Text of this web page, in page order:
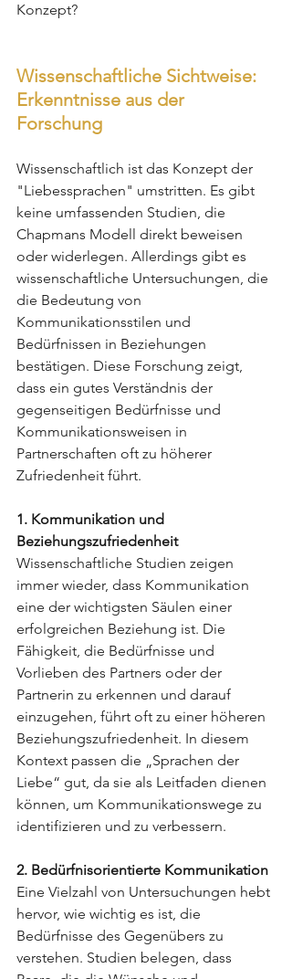
Konzept?
Wissenschaftliche Sichtweise:
Erkenntnisse aus der
Forschung
Wissenschaftlich ist das Konzept der
"Liebessprachen" umstritten. Es gibt
keine umfassenden Studien, die
Chapmans Modell direkt beweisen
oder widerlegen. Allerdings gibt es
wissenschaftliche Untersuchungen, die
die Bedeutung von
Kommunikationsstilen und
Bedürfnissen in Beziehungen
bestätigen. Diese Forschung zeigt,
dass ein gutes Verständnis der
gegenseitigen Bedürfnisse und
Kommunikationsweisen in
Partnerschaften oft zu höherer
Zufriedenheit führt.
1. Kommunikation und
Beziehungszufriedenheit
Wissenschaftliche Studien zeigen
immer wieder, dass Kommunikation
eine der wichtigsten Säulen einer
erfolgreichen Beziehung ist. Die
Fähigkeit, die Bedürfnisse und
Vorlieben des Partners oder der
Partnerin zu erkennen und darauf
einzugehen, führt oft zu einer höheren
Beziehungszufriedenheit. In diesem
Kontext passen die „Sprachen der
Liebe“ gut, da sie als Leitfaden dienen
können, um Kommunikationswege zu
identifizieren und zu verbessern.
2. Bedürfnisorientierte Kommunikation
Eine Vielzahl von Untersuchungen hebt
hervor, wie wichtig es ist, die
Bedürfnisse des Gegenübers zu
verstehen. Studien belegen, dass